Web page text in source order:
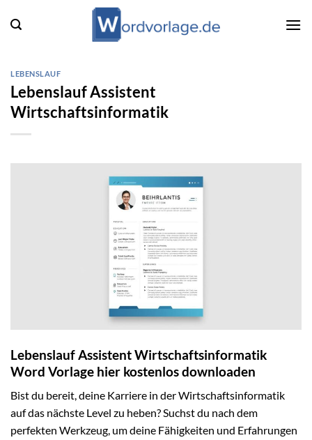
Inhalt
LEBENSLAUF
Lebenslauf Assistent
Wirtschaftsinformatik
Lebenslauf Assistent Wirtschaftsinformatik
Word Vorlage hier kostenlos downloaden
Bist du bereit, deine Karriere in der Wirtschaftsinformatik
auf das nächste Level zu heben? Suchst du nach dem
perfekten Werkzeug, um deine Fähigkeiten und Erfahrungen